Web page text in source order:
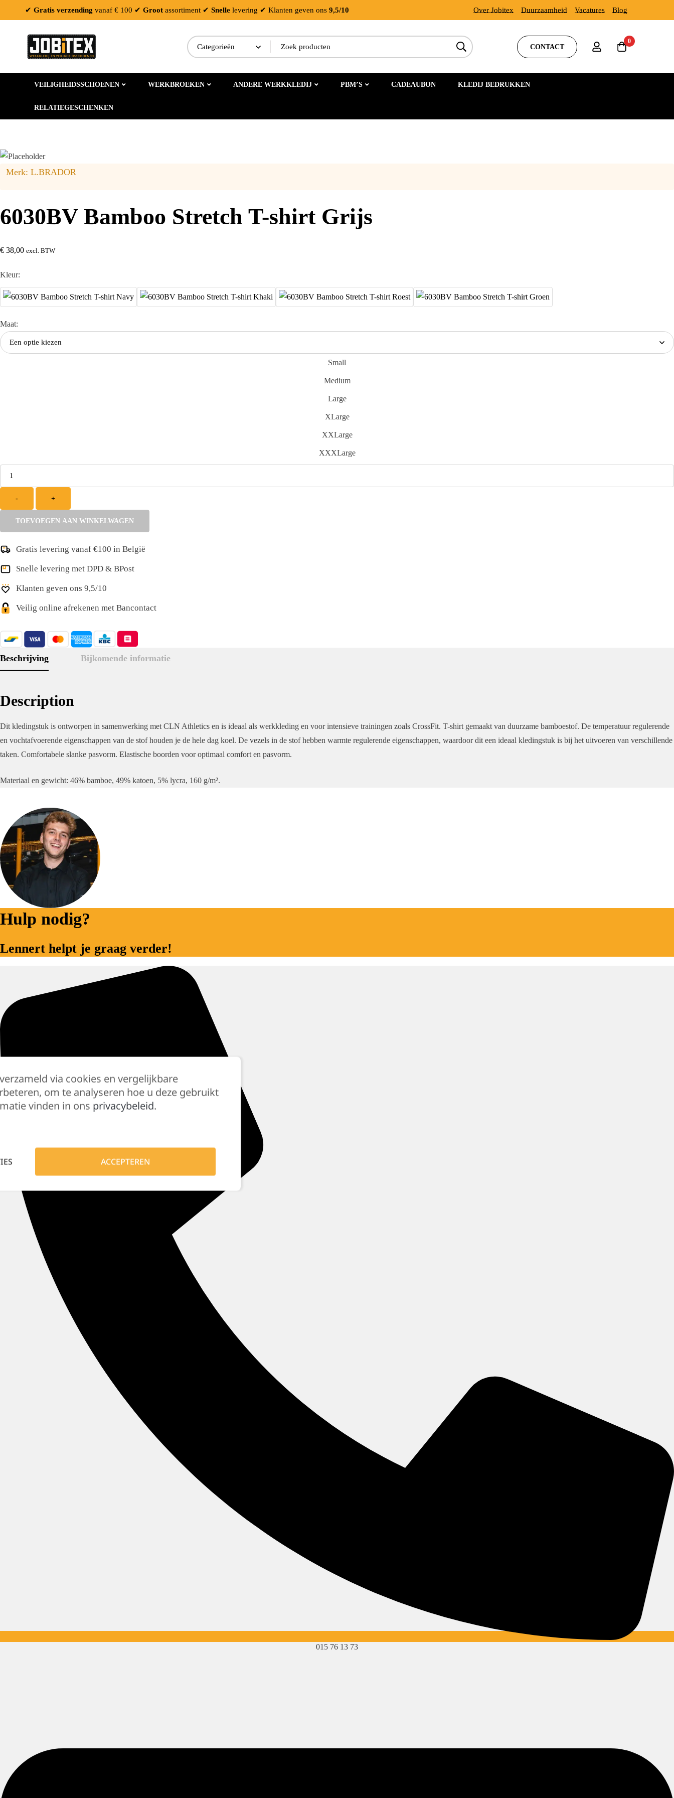
✔ Gratis verzending vanaf € 100 ✔ Groot assortiment ✔ Snelle levering ✔ Klanten geven ons 9,5/10 Over Jobitex Duurzaamheid Vacatures Blog
Zoeken:
CONTACT
0
VEILIGHEIDSSCHOENEN WERKBROEKEN ANDERE WERKKLEDIJ PBM’S CADEAUBON KLEDIJ BEDRUKKEN
RELATIEGESCHENKEN
Merk: L.BRADOR
6030BV Bamboo Stretch T-shirt Grijs
€ 38,00 excl. BTW
Kleur:
Maat:
Small
Medium
Large
XLarge
XXLarge
XXXLarge
je
aantal:
- +
TOEVOEGEN AAN WINKELWAGEN
Gratis levering vanaf €100 in België
Snelle levering met DPD & BPost
Klanten geven ons 9,5/10
Veilig online afrekenen met Bancontact
Beschrijving Bijkomende informatie
Description
Dit kledingstuk is ontworpen in samenwerking met CLN Athletics en is ideaal als werkkleding en voor intensieve trainingen zoals CrossFit. T-shirt gemaakt van duurzame bamboestof. De temperatuur regulerende
en vochtafvoerende eigenschappen van de stof houden je de hele dag koel. De vezels in de stof hebben warmte regulerende eigenschappen, waardoor dit een ideaal kledingstuk is bij het uitvoeren van verschillende
taken. Comfortabele slanke pasvorm. Elastische boorden voor optimaal comfort en pasvorm.
Materiaal en gewicht: 46% bamboe, 49% katoen, 5% lycra, 160 g/m².
Hulp nodig?
Lennert helpt je graag verder!
015 76 13 73
via cookies en vergelijkbare
om te analyseren hoe u deze gebruikt
vinden in ons privacybeleid.
ACCEPTEREN